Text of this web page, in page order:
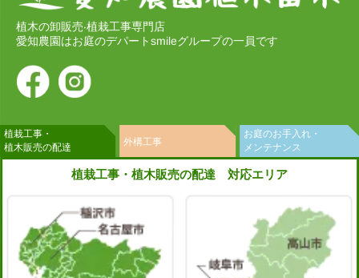
植木の卸販売‧植栽工事専門店
愛知農園はお庭のデパートsmileグループの一員です
植栽工事・
植木販売の配達 外構工事
お庭のお手入れ・
メンテナンス
植栽工事・植木販売の配達 対応エリア